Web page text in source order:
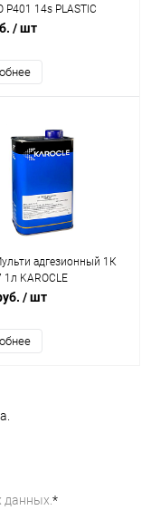
P401 14s PLASTIC
1л
/ шт
адгезионный 1К
1л KAROCLE
/ шт
данных. *